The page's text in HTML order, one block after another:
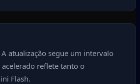
atualização segue um intervalo
reflete tanto o
Flash.